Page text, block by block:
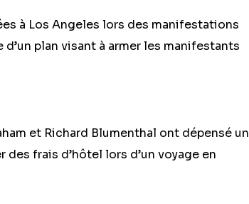
à Los Angeles lors des manifestations
plan visant à armer les manifestants
et Richard Blumenthal ont dépensé un
frais d’hôtel lors d’un voyage en